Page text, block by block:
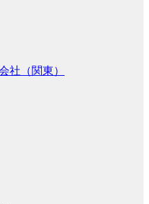
社（関東）